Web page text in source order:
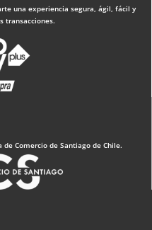
una experiencia segura, ágil, fácil y
transacciones.
Comercio de Santiago de Chile.